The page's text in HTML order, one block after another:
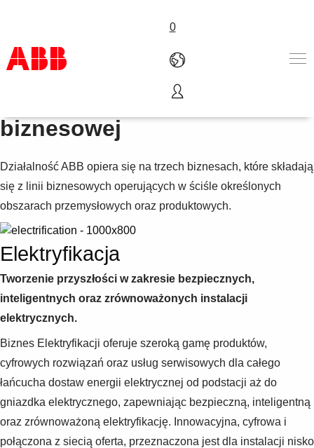
0
Produkty i rozwiązania
Branże
Kariera
O nas
Kontakt
Nasze obszary działalności
biznesowej
Działalność ABB opiera się na trzech biznesach, które składają
się z linii biznesowych operujących w ściśle określonych
obszarach przemysłowych oraz produktowych.
Elektryfikacja
Tworzenie przyszłości w zakresie bezpiecznych,
inteligentnych oraz zrównoważonych instalacji
elektrycznych.
Biznes Elektryfikacji oferuje szeroką gamę produktów,
cyfrowych rozwiązań oraz usług serwisowych dla całego
łańcucha dostaw energii elektrycznej od podstacji aż do
gniazdka elektrycznego, zapewniając bezpieczną, inteligentną
oraz zrównoważoną elektryfikację. Innowacyjna, cyfrowa i
połączona z siecią oferta, przeznaczona jest dla instalacji nisko